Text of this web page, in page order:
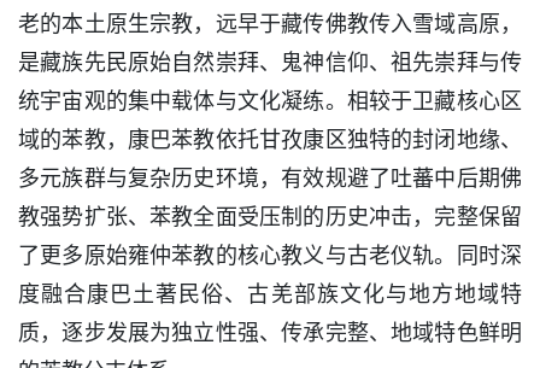
老的本土原生宗教，远早于藏传佛教传入雪域高原，
是藏族先民原始自然崇拜、鬼神信仰、祖先崇拜与传
统宇宙观的集中载体与文化凝练。相较于卫藏核心区
域的苯教，康巴苯教依托甘孜康区独特的封闭地缘、
多元族群与复杂历史环境，有效规避了吐蕃中后期佛
教强势扩张、苯教全面受压制的历史冲击，完整保留
了更多原始雍仲苯教的核心教义与古老仪轨。同时深
度融合康巴土著民俗、古羌部族文化与地方地域特
质，逐步发展为独立性强、传承完整、地域特色鲜明